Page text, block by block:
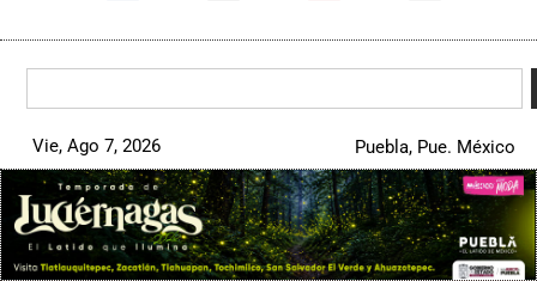
Vie, Ago 7, 2026 Puebla, Pue. México